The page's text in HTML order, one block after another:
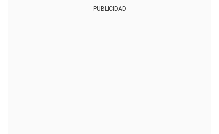
PUBLICIDAD